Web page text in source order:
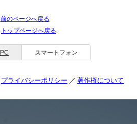
前のページへ戻る
トップページへ戻る
PC スマートフォン
プライバシーポリシー 著作権について